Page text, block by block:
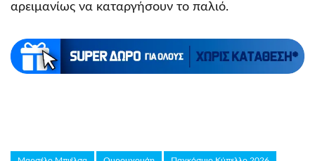
αρειμανίως να καταργήσουν το παλιό.